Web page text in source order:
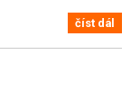
číst dál